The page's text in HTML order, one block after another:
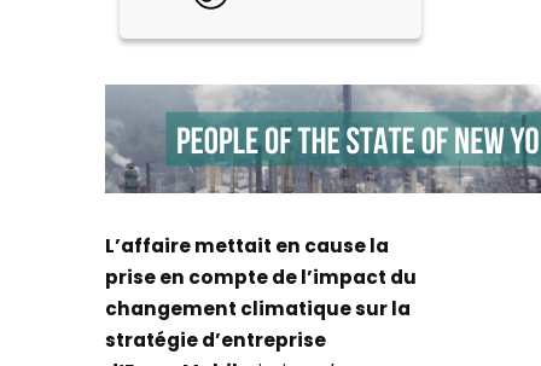
L’affaire mettait en cause la
prise en compte de l’impact du
changement climatique sur la
stratégie d’entreprise